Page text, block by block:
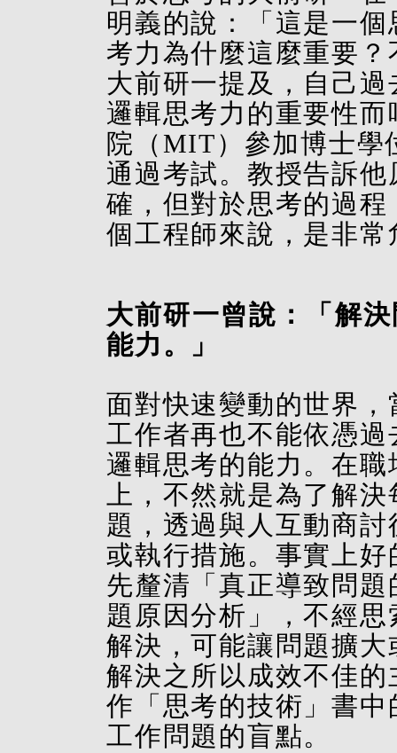
明義的說：「這是一
考力為什麼這麼重要
大前研一提及，自己
邏輯思考力的重要性
院（MIT）參加博士學
通過考試。教授告訴
確，但對於思考的過
個工程師來說，是非常
大前研一曾說：「解
能力。」
面對快速變動的世界
工作者再也不能依憑
邏輯思考的能力。在
上，不然就是為了解
題，透過與人互動商
或執行措施。事實上
先釐清「真正導致問
題原因分析」，不經
解決，可能讓問題擴
解決之所以成效不佳
作「思考的技術」書
工作問題的盲點。